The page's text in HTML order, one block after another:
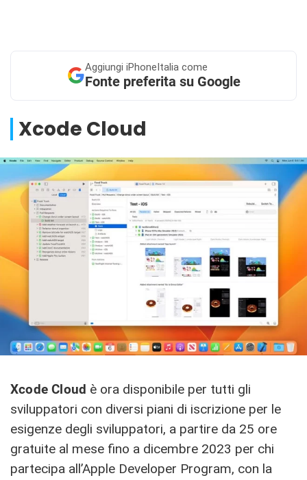
Aggiungi iPhoneItalia come
Fonte preferita su Google
Xcode Cloud
Xcode Cloud è ora disponibile per tutti gli
sviluppatori con diversi piani di iscrizione per le
esigenze degli sviluppatori, a partire da 25 ore
gratuite al mese fino a dicembre 2023 per chi
partecipa all’Apple Developer Program, con la